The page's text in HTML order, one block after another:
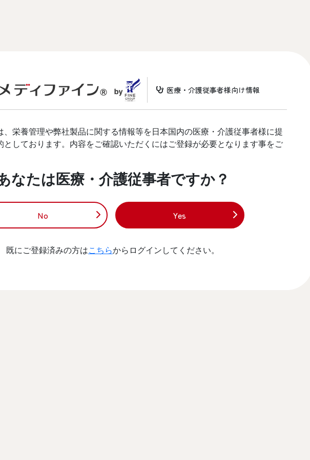
医療・介護従事者様向け情報
、栄養管理や弊社製品に関する情報等を日本国内の医療・介護従事者様に提
としております。内容をご確認いただくにはご登録が必要となります事をご
なたは医療・介護従事者ですか？
No Yes
既にご登録済みの方はこちらからログインしてください。